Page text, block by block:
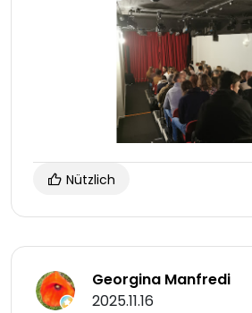
Nützlich
Georgina Manfredi
2025.11.16